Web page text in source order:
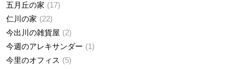
五月丘の家
17
仁川の家
22
今出川の雑貨屋
2
今週のアレキサンダー
1
今里のオフィス
5